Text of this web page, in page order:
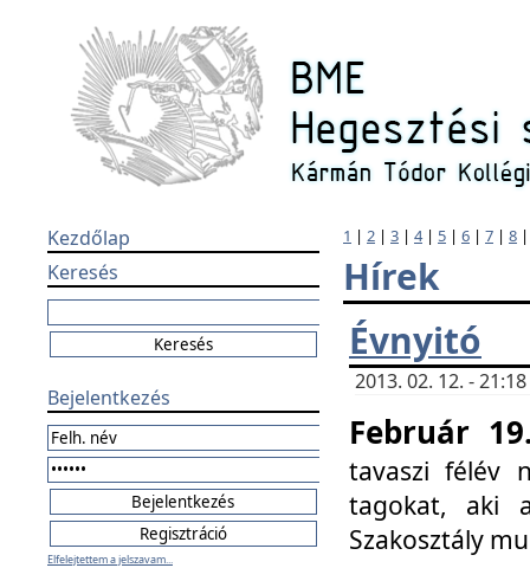
Kezdőlap
Keresés
Bejelentkezés
Elfelejtettem a jelszavam...
1 | 2 | 3 | 4| 5 | 6 | 7 | 8
Hírek
Évnyitó
2013. 02. 12. -
Február
tavaszi félév
tagokat, aki
Szakosztály